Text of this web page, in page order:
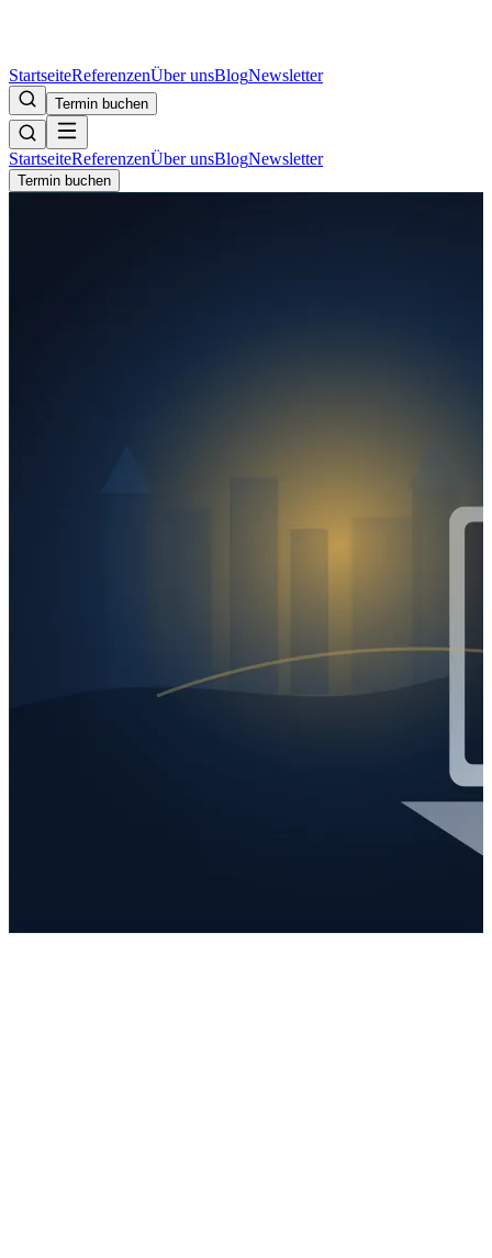
StartseiteReferenzenÜber unsBlogNewsletter
Termin buchen
StartseiteReferenzenÜber unsBlogNewsletter
Termin buchen